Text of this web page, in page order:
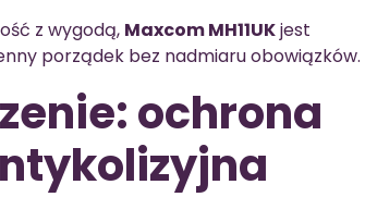
z wygodą, Maxcom MH11UKjest
porządek bez nadmiaru obowiązków.
ochrona